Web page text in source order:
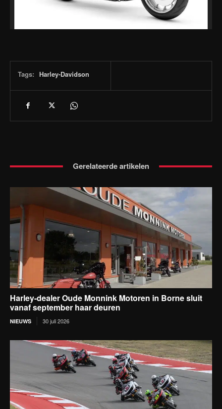
Tags: Harley-Davidson
Gerelateerde artikelen
Harley-dealer Oude Monnink Motoren in Borne sluit
vanaf september haar deuren
NIEUWS 30 juli 2026